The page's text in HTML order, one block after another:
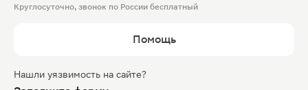
Круглосуточно, звонок по России бесплатный
Помощь
Нашли уязвимость на сайте?